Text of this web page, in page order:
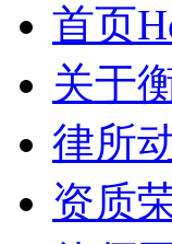
首页
关于
律所
资质